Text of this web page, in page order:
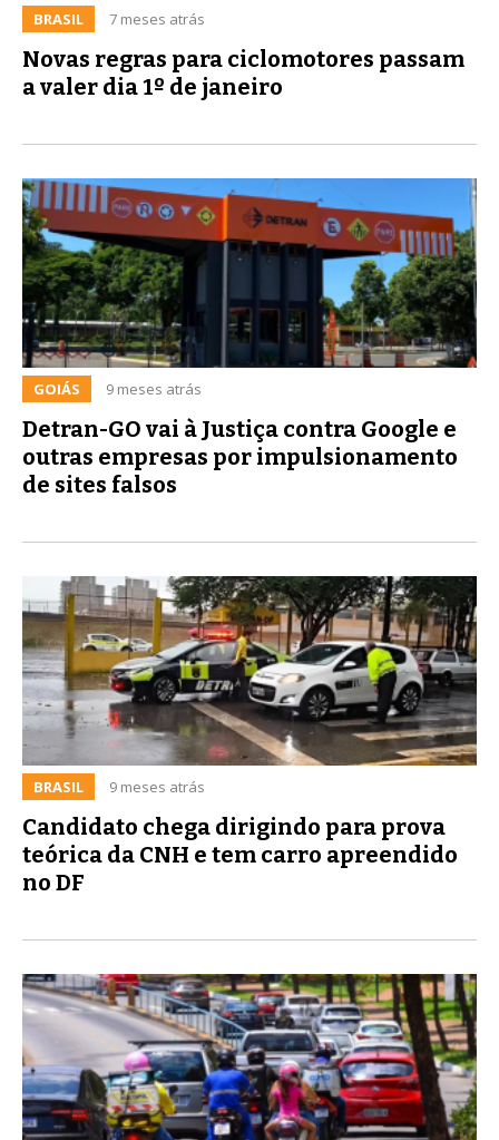
BRASIL 7 meses atrás
Novas regras para ciclomotores passam
a valer dia 1º de janeiro
GOIÁS 9 meses atrás
Detran-GO vai à Justiça contra Google e
outras empresas por impulsionamento
de sites falsos
BRASIL 9 meses atrás
Candidato chega dirigindo para prova
teórica da CNH e tem carro apreendido
no DF